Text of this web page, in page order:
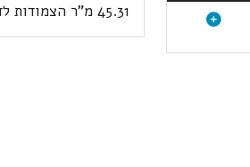
45.31 מ"ר הצמודות לדירות הגג.